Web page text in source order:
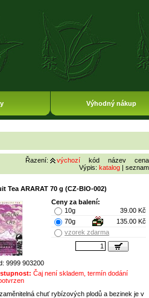
Výhodný nákup
Řazení: výchozí kód název
cena
Výpis: katalog | seznam
Tea ARARAT 70 g (CZ-BIO-002)
9999 903200
Ceny za balení:
10g
39.00 Kč
70g
135.00 Kč
vzorek zdarma
Čaj není skladem, termín dodání
chuť rybízových plodů a bezinek je v